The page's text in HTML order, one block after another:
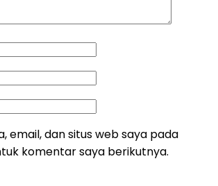
email, dan situs web saya pada
komentar saya berikutnya.